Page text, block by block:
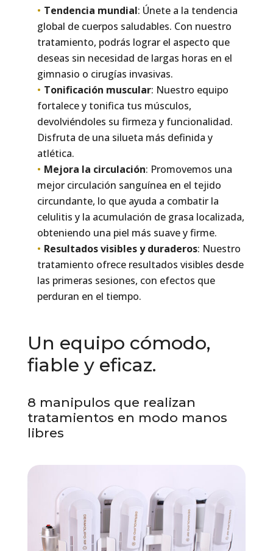
Tendencia mundial: Únete a la tendencia
global de cuerpos saludables. Con nuestro
tratamiento, podrás lograr el aspecto que
deseas sin necesidad de largas horas en el
gimnasio o cirugías invasivas.
Tonificación muscular: Nuestro equipo
fortalece y tonifica tus músculos,
devolviéndoles su firmeza y funcionalidad.
Disfruta de una silueta más definida y
atlética.
Mejora la circulación: Promovemos una
mejor circulación sanguínea en el tejido
circundante, lo que ayuda a combatir la
celulitis y la acumulación de grasa localizada,
obteniendo una piel más suave y firme.
Resultados visibles y duraderos: Nuestro
tratamiento ofrece resultados visibles desde
las primeras sesiones, con efectos que
perduran en el tiempo.
Un equipo cómodo,
fiable y eficaz.
8 manipulos que realizan
tratamientos en modo manos
libres